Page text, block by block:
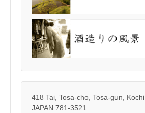
418 Tai, Tosa-cho, Tosa-gun, Kochi,
JAPAN 781-3521